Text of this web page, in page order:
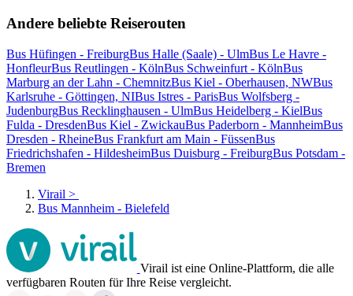
Andere beliebte Reiserouten
Bus Hüfingen - FreiburgBus Halle (Saale) - UlmBus Le Havre -
HonfleurBus Reutlingen - KölnBus Schweinfurt - KölnBus
Marburg an der Lahn - ChemnitzBus Kiel - Oberhausen, NWBus
Karlsruhe - Göttingen, NIBus Istres - ParisBus Wolfsberg -
JudenburgBus Recklinghausen - UlmBus Heidelberg - KielBus
Fulda - DresdenBus Kiel - ZwickauBus Paderborn - MannheimBus
Dresden - RheineBus Frankfurt am Main - FüssenBus
Friedrichshafen - HildesheimBus Duisburg - FreiburgBus Potsdam -
Bremen
Virail >
Bus Mannheim - Bielefeld
Virail ist eine Online-Plattform, die alle
verfügbaren Routen für Ihre Reise vergleicht.